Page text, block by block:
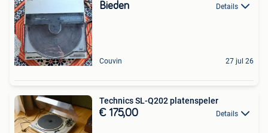
Bieden Details
Couvin 27 jul 26
Technics SL-Q202 platenspeler
€ 175,00 Details